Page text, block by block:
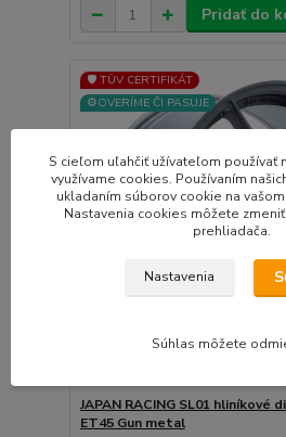
Pridať do
🛡️ TÜV CERTIFIKÁT
⚙️OVERÍME ČI PASUJE
JAPAN RACING SL01 hliníkové
ET45 Gun metal
S cieľom uľahčiť užívateľom používať
využívame cookies. Používaním
ukladaním súborov cookie na
Nastavenia cookies môžete
prehliadača.
Nastavenia
Súhlas môžete